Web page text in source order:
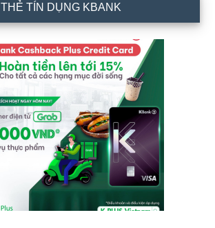
THẺ TÍN DỤNG KBANK